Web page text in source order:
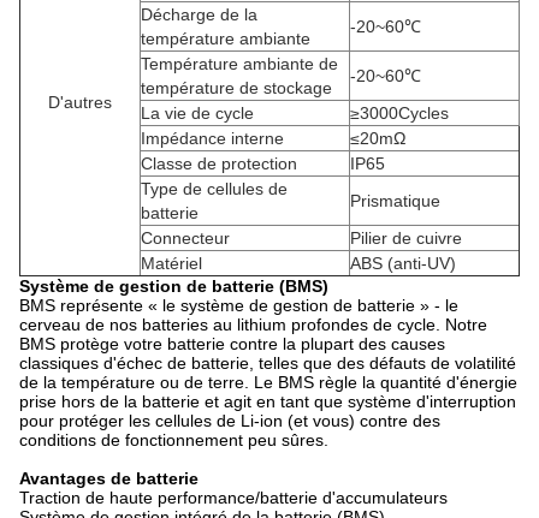
D'autres
Décharge de la
température ambiante
-20~60℃
Température ambiante de
température de stockage
-20~60℃
La vie de cycle
≥3000Cycles
Impédance interne
≤20mΩ
Classe de protection
IP65
Type de cellules de
batterie
Prismatique
Connecteur
Pilier de cuivre
Matériel
ABS (anti-UV)
Système de gestion de batterie (BMS)
BMS représente « le système de gestion de batterie » - le
cerveau de nos batteries au lithium profondes de cycle. Notre
BMS protège votre batterie contre la plupart des causes
classiques d'échec de batterie, telles que des défauts de volatilité
de la température ou de terre. Le BMS règle la quantité d'énergie
prise hors de la batterie et agit en tant que système d'interruption
pour protéger les cellules de Li-ion (et vous) contre des
conditions de fonctionnement peu sûres.
Avantages de batterie
Traction de haute performance/batterie d'accumulateurs